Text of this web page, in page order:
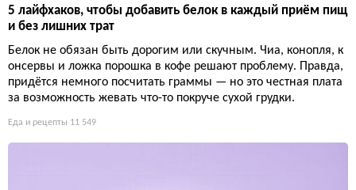
5 лайфхаков, чтобы добавить белок в каждый приём пищ
и без лишних трат
Белок не обязан быть дорогим или скучным. Чиа, конопля, к
онсервы и ложка порошка в кофе решают проблему. Правда,
придётся немного посчитать граммы — но это честная плата
за возможность жевать что-то покруче сухой грудки.
Еда и рецепты 11 549